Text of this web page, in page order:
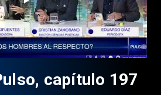
capítulo 197